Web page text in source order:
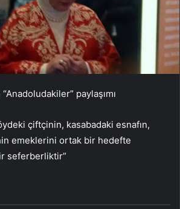
paylaşımı
çiftçinin, kasabadaki esnafın,
emeklerini ortak bir hedefte
seferberliktir”